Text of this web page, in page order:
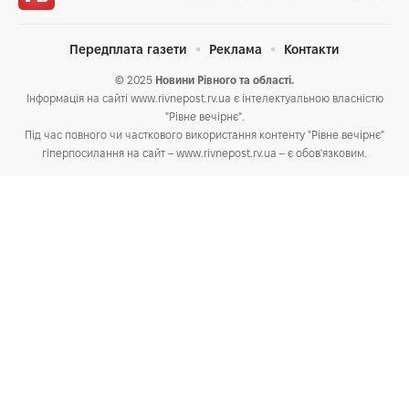
© 2025 Новини Рівного та області.
Інформація на сайті www.rivnepost.rv.ua є інтелектуальною власністю
"Рівне вечірнє".
Під час повного чи часткового використання контенту "Рівне вечірнє"
гіперпосилання на сайт – www.rivnepost.rv.ua – є обов'язковим.
Передплата газети Реклама Контакти